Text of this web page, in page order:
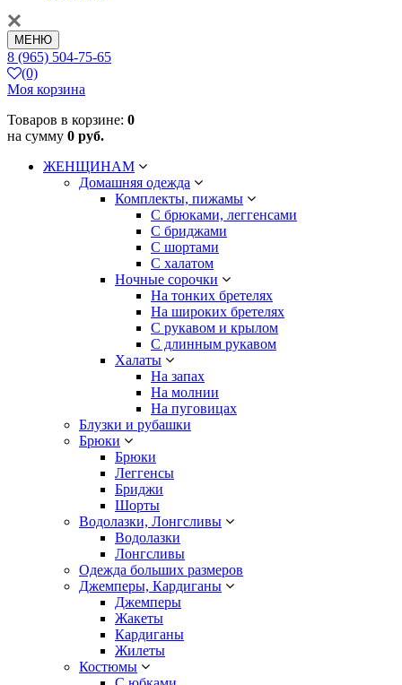
МЕНЮ
8 (965) 504-75-65
(0)
Моя корзина
Товаров в корзине: 0
на сумму 0 руб.
ЖЕНЩИНАМ
Домашняя одежда
Комплекты, пижамы
С брюками, леггенсами
С бриджами
С шортами
С халатом
Ночные сорочки
На тонких бретелях
На широких бретелях
С рукавом и крылом
С длинным рукавом
Халаты
На запах
На молнии
На пуговицах
Блузки и рубашки
Брюки
Брюки
Леггенсы
Бриджи
Шорты
Водолазки, Лонгсливы
Водолазки
Лонгсливы
Одежда больших размеров
Джемперы, Кардиганы
Джемперы
Жакеты
Кардиганы
Жилеты
Костюмы